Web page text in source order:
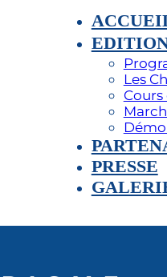
Les
PRESSE